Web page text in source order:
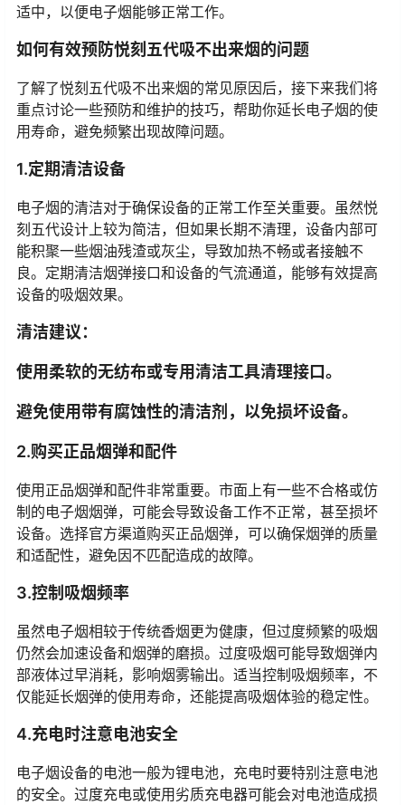
适中，以便电子烟能够正常工作。
如何有效预防悦刻五代吸不出来烟的问题
了解了悦刻五代吸不出来烟的常见原因后，接下来我们将
重点讨论一些预防和维护的技巧，帮助你延长电子烟的使
用寿命，避免频繁出现故障问题。
1.定期清洁设备
电子烟的清洁对于确保设备的正常工作至关重要。虽然悦
刻五代设计上较为简洁，但如果长期不清理，设备内部可
能积聚一些烟油残渣或灰尘，导致加热不畅或者接触不
良。定期清洁烟弹接口和设备的气流通道，能够有效提高
设备的吸烟效果。
清洁建议：
使用柔软的无纺布或专用清洁工具清理接口。
避免使用带有腐蚀性的清洁剂，以免损坏设备。
2.购买正品烟弹和配件
使用正品烟弹和配件非常重要。市面上有一些不合格或仿
制的电子烟烟弹，可能会导致设备工作不正常，甚至损坏
设备。选择官方渠道购买正品烟弹，可以确保烟弹的质量
和适配性，避免因不匹配造成的故障。
3.控制吸烟频率
虽然电子烟相较于传统香烟更为健康，但过度频繁的吸烟
仍然会加速设备和烟弹的磨损。过度吸烟可能导致烟弹内
部液体过早消耗，影响烟雾输出。适当控制吸烟频率，不
仅能延长烟弹的使用寿命，还能提高吸烟体验的稳定性。
4.充电时注意电池安全
电子烟设备的电池一般为锂电池，充电时要特别注意电池
的安全。过度充电或使用劣质充电器可能会对电池造成损